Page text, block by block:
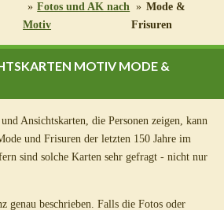
» Fotos und AK nach
Motiv
» Mode &
Frisuren
MOTIV MODE &
Ansichtskarten, die Personen zeigen, kann
und Frisuren der letzten 150 Jahre im
sind solche Karten sehr gefragt - nicht nur
genau beschrieben. Falls die Fotos oder